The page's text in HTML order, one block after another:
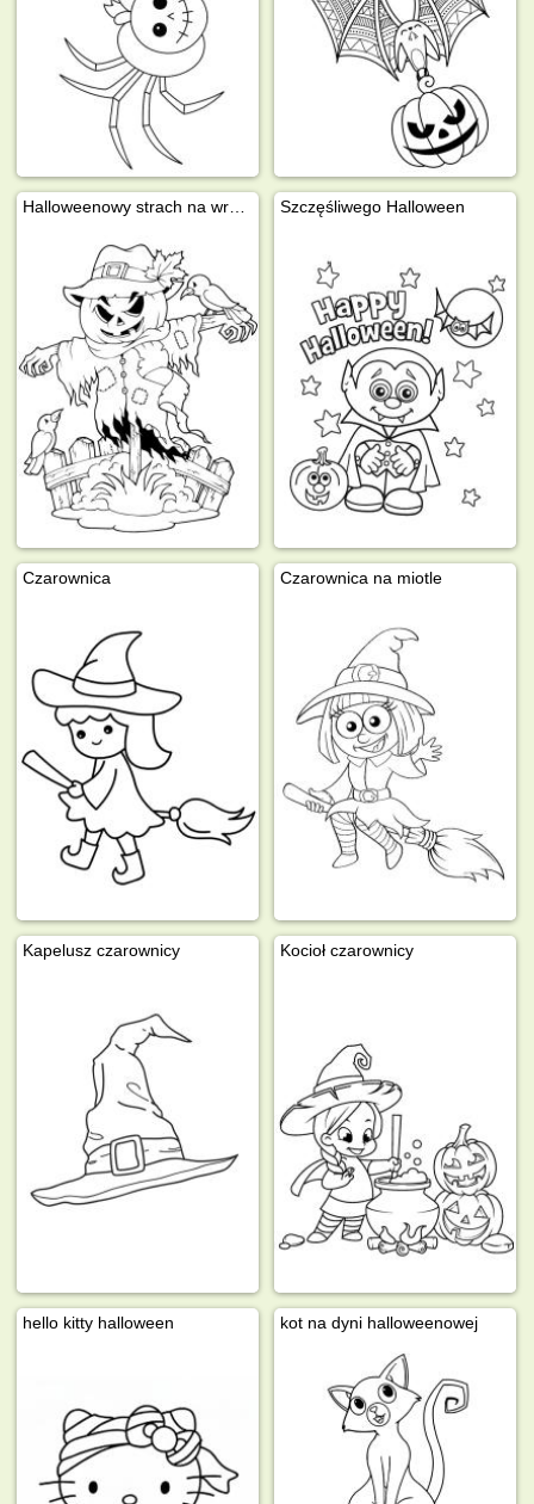
Szczęśliwego Halloween
Czarownica Czarownica na miotle
Kapelusz czarownicy Kocioł czarownicy
hello kitty halloween kot na dyni halloweenowej